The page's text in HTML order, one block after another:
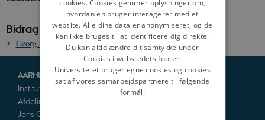
Bidrag til danmarkshistorien.dk:
Georg Brandes, 1842-1927
AARHUS UNIVERSITET
Institut for Kultur og Samfund
Afdeling for Historie og Klassiske Studier
Jens Chr. Skous Vej 5
cookies. Cookies gemmer oplysninger om,
hvordan en bruger interagerer med et
website. Alle dine data er anonymiseret, og de
kan ikke bruges til at identificere dig direkte.
Du kan altid ændre dit samtykke under
Cookies i webstedets footer.
Universitetet bruger egne cookies og cookies
sat af vores samarbejdspartnere til følgende
formål: